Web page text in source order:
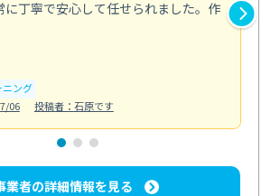
に丁寧で安心して任せられました。作
ニング
06
投稿者：石原です
業者の詳細情報を見る